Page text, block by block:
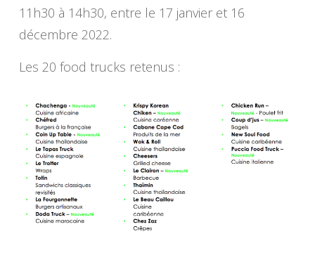
11h30 à 14h30, entre le 17 janvier et 16
décembre 2022.
Les 20 food trucks retenus :